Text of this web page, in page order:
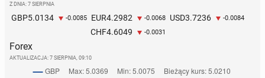
Z DNIA: 7 SIERPNIA
GBP5.0134 -0.0085 EUR4.2982 -0.0068 USD3.7236 -0.0084
CHF4.6049 -0.0031
Forex
AKTUALIZACJA: 7 SIERPNIA, 09:10